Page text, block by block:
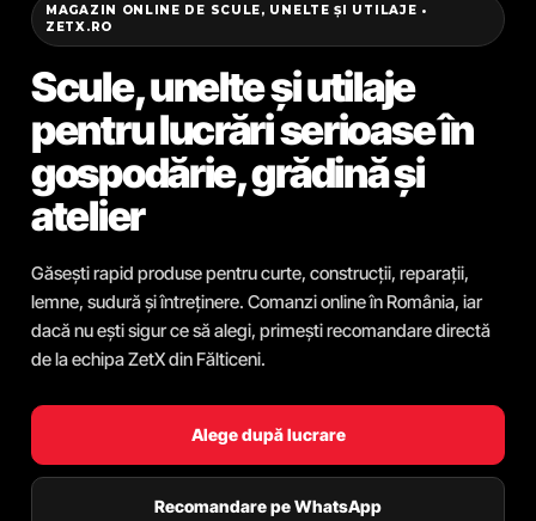
MAGAZIN ONLINE DE SCULE, UNELTE ȘI UTILAJE •
ZETX.RO
Scule, unelte și utilaje
pentru lucrări serioase în
gospodărie, grădină și
atelier
Găsești rapid produse pentru curte, construcții, reparații,
lemne, sudură și întreținere. Comanzi online în România, iar
dacă nu ești sigur ce să alegi, primești recomandare directă
de la echipa ZetX din Fălticeni.
Alege după lucrare
Recomandare pe WhatsApp